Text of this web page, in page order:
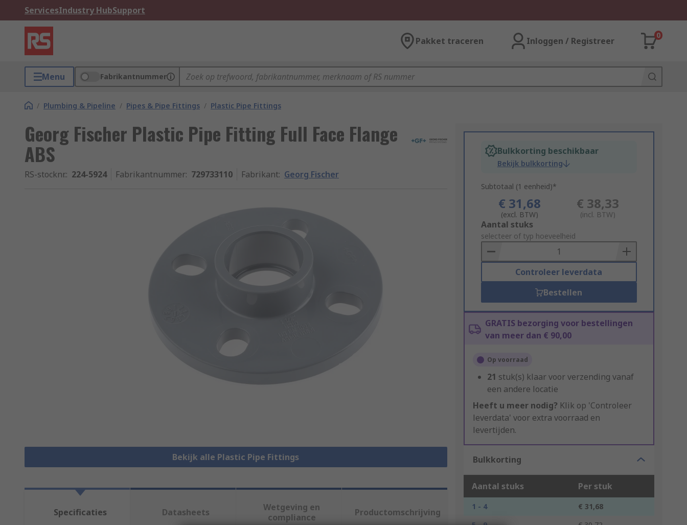
ServicesIndustry HubSupport
Pakket traceren Inloggen / Registreer
0
Menu Fabrikantnummer
/ Plumbing & Pipeline / Pipes & Pipe Fittings / Plastic Pipe Fittings
Georg Fischer Plastic Pipe Fitting Full Face Flange
ABS
RS-stocknr.: 224-5924 Fabrikantnummer: 729733110 Fabrikant: Georg Fischer
Bekijk alle Plastic Pipe Fittings
Bulkkorting beschikbaar
Bekijk bulkkorting
Subtotaal (1 eenheid)*
€ 31,68
(excl. BTW)
€ 38,33
(incl. BTW)
Add
to
Basket
Aantal stuks
selecteer of typ hoeveelheid
Controleer leverdata
Bestellen
GRATIS bezorging voor bestellingen
van meer dan € 90,00
Op voorraad
21 stuk(s) klaar voor verzending vanaf
een andere locatie
Heeft u meer nodig? Klik op 'Controleer
leverdata' voor extra voorraad en
levertijden.
Bulkkorting
Aantal stuks Per stuk
1 - 4
€ 31,68
Specificaties Datasheets
Wetgeving en
compliance
Productomschrijving